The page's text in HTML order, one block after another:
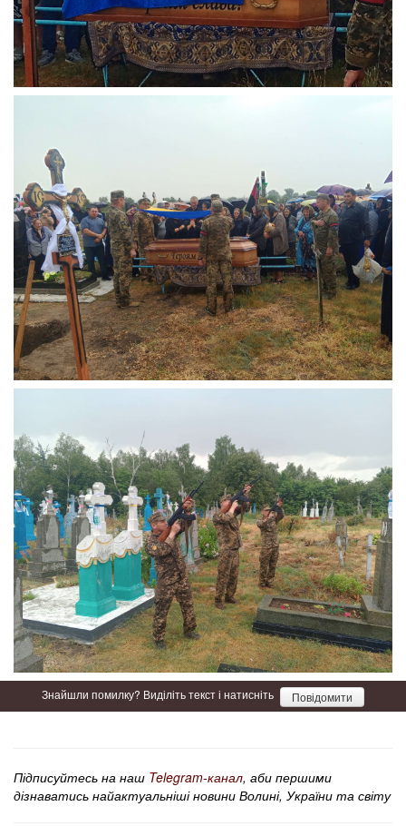
Знайшли помилку? Виділіть текст і натисніть Повідомити
Підписуйтесь на наш Telegram-канал, аби першими
дізнаватись найактуальніші новини Волині, України та світу